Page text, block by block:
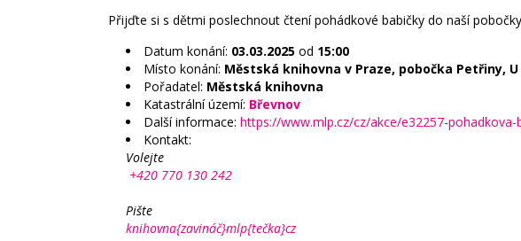
Přijďte si s dětmi poslechnout čtení pohádkové babičky do naší
Datum konání: 03.03.2025 od 15:00
Místo konání: Městská knihovna v Praze, pobočka Petřiny, U
Pořadatel: Městská knihovna
Katastrální území: Břevnov
Další informace: https://www.mlp.cz/cz/akce/e32257-
Kontakt:
Volejte
+420 770 130 242
Pište
knihovna{zavináč}mlp{tečka}cz